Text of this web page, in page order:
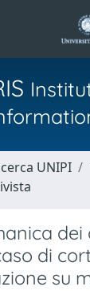
UNIPI
di
su